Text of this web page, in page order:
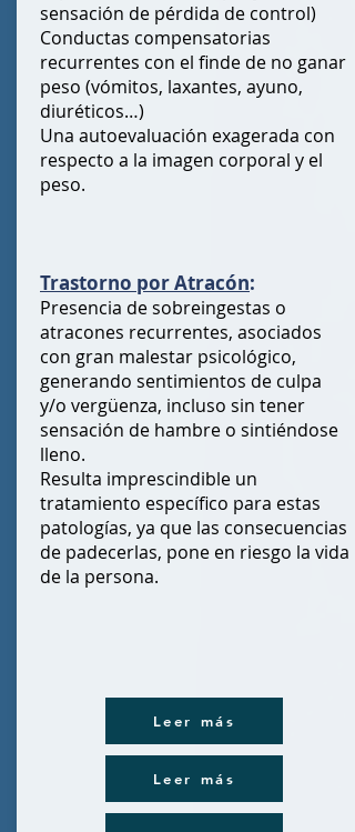
sensación de pérdida de control)
Conductas compensatorias
recurrentes con el finde de no ganar
peso (vómitos, laxantes, ayuno,
diuréticos…)
Una autoevaluación exagerada con
respecto a la imagen corporal y el
peso.
Trastorno por Atracón:
Presencia de sobreingestas o
atracones recurrentes, asociados
con gran malestar psicológico,
generando sentimientos de culpa
y/o vergüenza, incluso sin tener
sensación de hambre o sintiéndose
lleno.
Resulta imprescindible un
tratamiento específico para estas
patologías, ya que las consecuencias
de padecerlas, pone en riesgo la vida
de la persona.
Leer más
Leer más